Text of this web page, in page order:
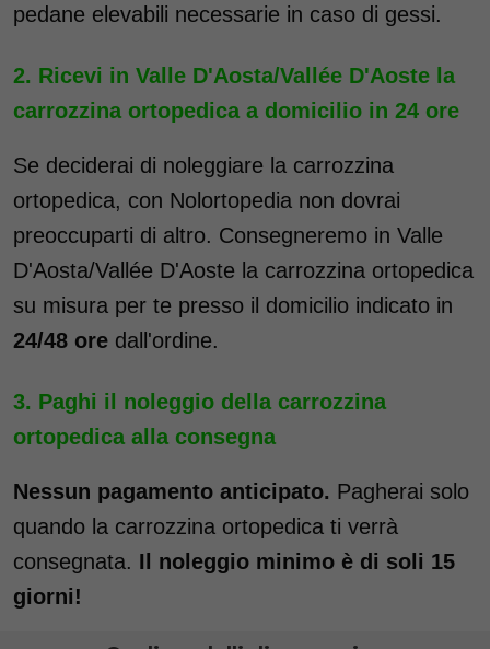
pedane elevabili necessarie in caso di gessi.
Ricevi in Valle D'Aosta/Vallée D'Aoste la
carrozzina ortopedica a domicilio in 24 ore
Se deciderai di noleggiare la carrozzina
ortopedica, con Nolortopedia non dovrai
preoccuparti di altro. Consegneremo in Valle
D'Aosta/Vallée D'Aoste la carrozzina ortopedica
su misura per te presso il domicilio indicato in
24/48 ore dall'ordine.
Paghi il noleggio della carrozzina
ortopedica alla consegna
Nessun pagamento anticipato. Pagherai solo
quando la carrozzina ortopedica ti verrà
consegnata. Il noleggio minimo è di soli 15
giorni!